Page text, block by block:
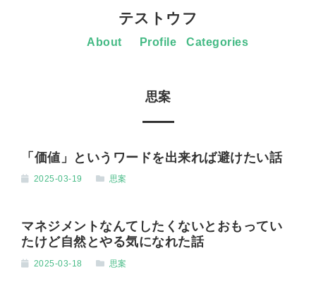
テストウフ
About Profile Categories
思案
「価値」というワードを出来れば避けたい話
2025-03-19 思案
マネジメントなんてしたくないとおもってい
たけど自然とやる気になれた話
2025-03-18 思案